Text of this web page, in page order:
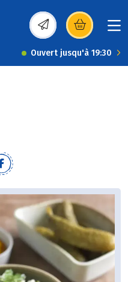
(s’ouvre dans une
Ouvert jusqu'à 19:30